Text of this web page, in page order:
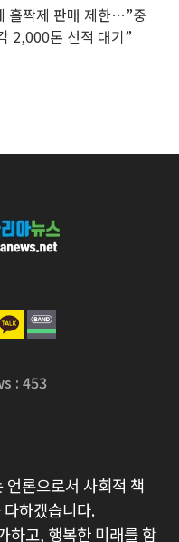
홀짝제 판매 제한…”중
2,000톤 선적 대기”
: 453
론으로서 사회적 책
하겠습니다.
하고, 행복한 미래를 함